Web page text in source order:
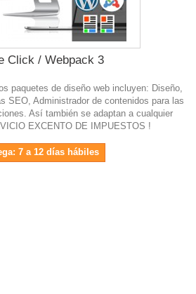
Click / Webpack 3
paquetes de diseño web incluyen: Diseño,
SEO, Administrador de contenidos para las
Así también se adaptan a cualquier
EXCENTO DE IMPUESTOS !
7 a 12 días hábiles